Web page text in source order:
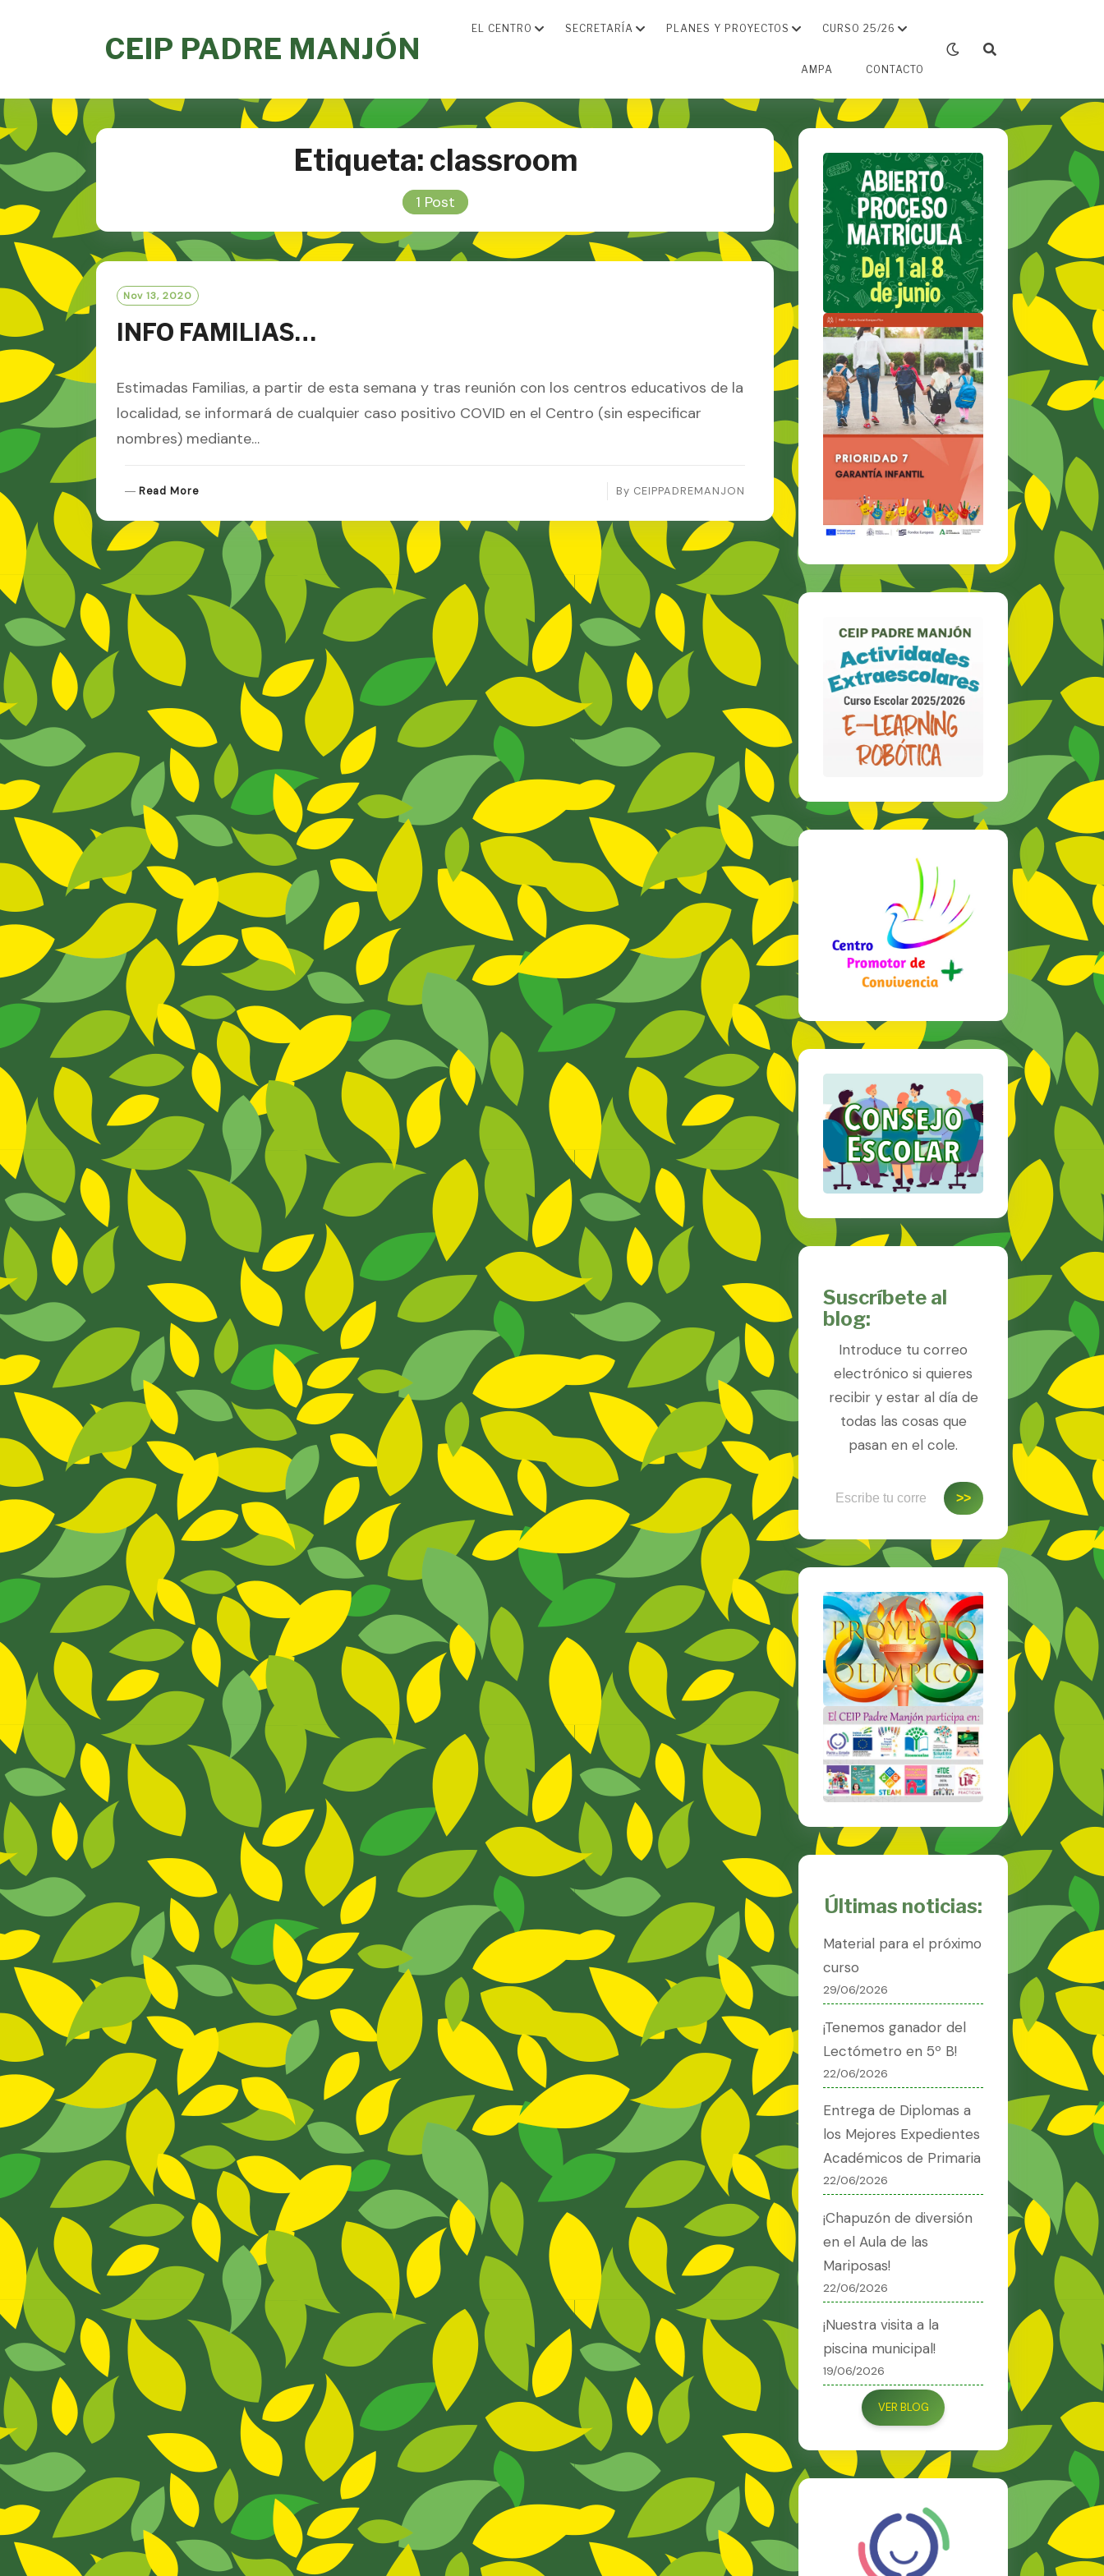
CEIP PADRE MANJÓN
EL CENTRO SECRETARÍA PLANES Y PROYECTOS CURSO 25/26
AMPA CONTACTO
Etiqueta: classroom
1 Post
Nov 13, 2020
INFO FAMILIAS…
Estimadas Familias, a partir de esta semana y tras reunión con los centros educativos de la
localidad, se informará de cualquier caso positivo COVID en el Centro (sin especificar
nombres) mediante…
Read MoreR
A
D
M
R
E
By CEIPPADREMANJON
Suscríbete al
blog:
Introduce tu correo
electrónico si quieres
recibir y estar al día de
todas las cosas que
pasan en el cole.
>>
Últimas noticias:
Material para el próximo
curso
29/06/2026
¡Tenemos ganador del
Lectómetro en 5º B!
22/06/2026
Entrega de Diplomas a
los Mejores Expedientes
Académicos de Primaria
22/06/2026
¡Chapuzón de diversión
en el Aula de las
Mariposas!
22/06/2026
¡Nuestra visita a la
piscina municipal!
19/06/2026
VER BLOG